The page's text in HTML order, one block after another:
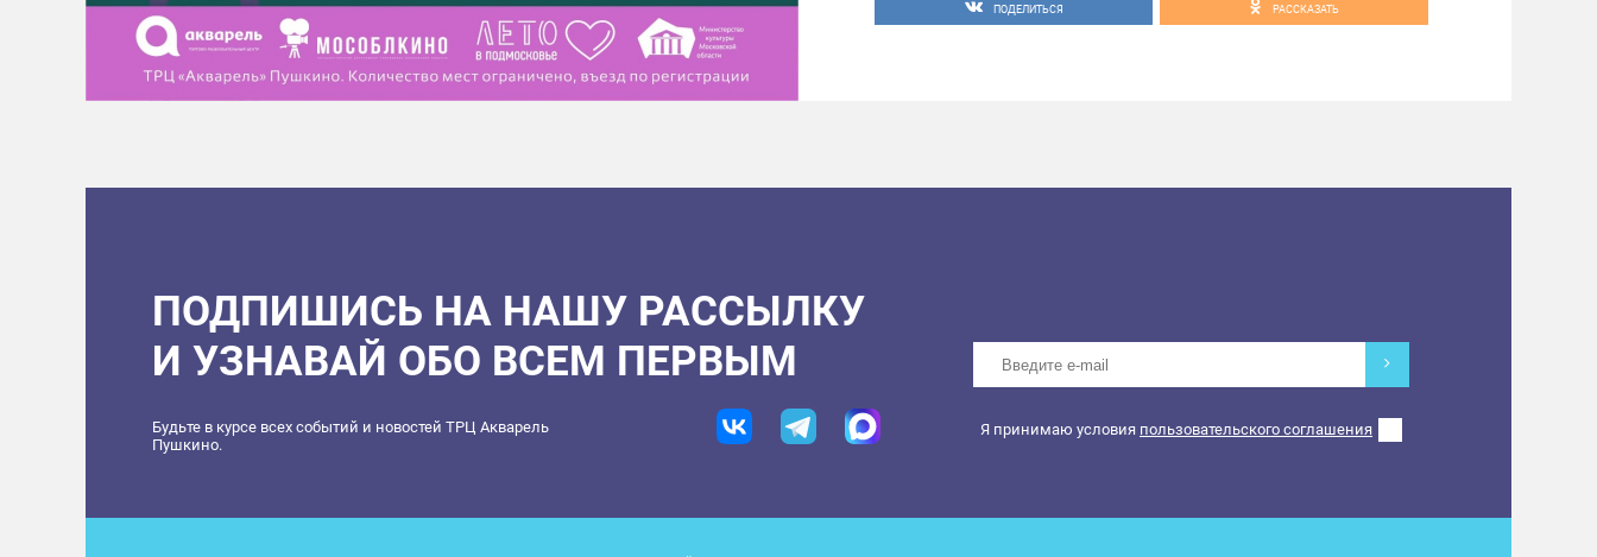
подписка на наш Инстаграм
и 5 лайков на публикации . Нам будет
ПОДЕЛИТЬСЯ РАССКАЗАТЬ
ПОДПИШИСЬ НА НАШУ РАССЫЛКУ
И УЗНАВАЙ ОБО ВСЕМ ПЕРВЫМ
Будьте в курсе всех событий и новостей ТРЦ Акварель
Пушкино.
Я принимаю условия пользовательского соглашения